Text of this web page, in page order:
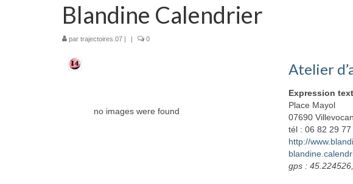
Blandine Calendrier
par trajectoires.07 | | 0
no images were found
Atelier
Expression
Place Mayol
07690
tél : 06 82 29 77
http://
gps :